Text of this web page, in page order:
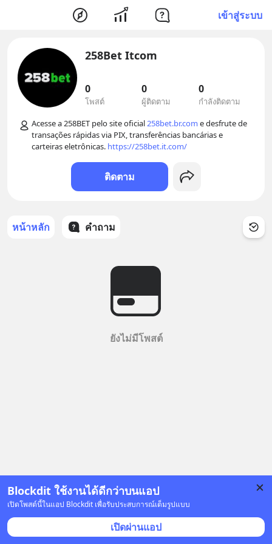
เข้าสู่ระบบ
Blockdit ใช้งานได้ดีกว่าบนแอป
เปิดโพสต์นี้ในแอป Blockdit เพื่อรับประสบการณ์เต็มรูปแบบ
เปิดผ่านแอป
258Bet Itcom
0
โพสต์
0
ผู้ติดตาม
0
กำลังติดตาม
Acesse a 258BET pelo site oficial 258bet.br.com e desfrute de
transações rápidas via PIX, transferências bancárias e
carteiras eletrônicas. https://258bet.it.com/
ติดตาม
หน้าหลัก คำถาม
ยังไม่มีโพสต์